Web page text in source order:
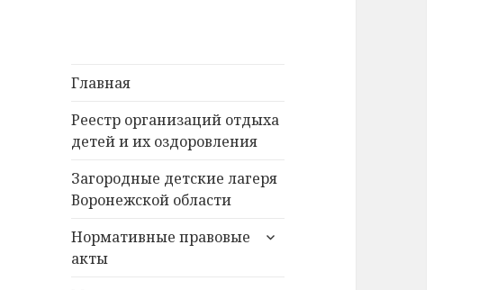
Главная
Реестр организаций отдыха
детей и их оздоровления
Загородные детские лагеря
Воронежской области
Нормативные правовые
акты
раскрыть